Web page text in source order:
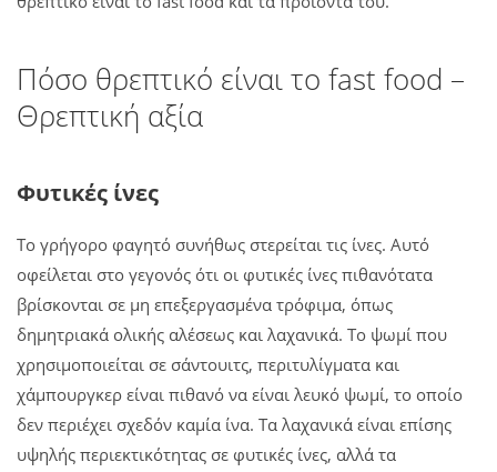
Πόσο θρεπτικό είναι το fast food –
Θρεπτική αξία
Φυτικές ίνες
Το γρήγορο φαγητό συνήθως στερείται τις ίνες. Αυτό
οφείλεται στο γεγονός ότι οι φυτικές ίνες πιθανότατα
βρίσκονται σε μη επεξεργασμένα τρόφιμα, όπως
δημητριακά ολικής αλέσεως και λαχανικά. Το ψωμί που
χρησιμοποιείται σε σάντουιτς, περιτυλίγματα και
χάμπουργκερ είναι πιθανό να είναι λευκό ψωμί, το οποίο
δεν περιέχει σχεδόν καμία ίνα. Τα λαχανικά είναι επίσης
υψηλής περιεκτικότητας σε φυτικές ίνες, αλλά τα